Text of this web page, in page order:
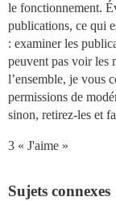
le fonctionnement.
publications, ce qui
: examiner les
peuvent pas voir les
l’ensemble, je vous
permissions de
sinon, retirez-les et
3 « J'aime »
Sujets connexes